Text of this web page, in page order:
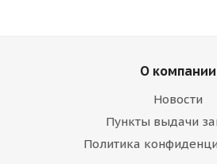
О компании
Новости
Пункты выдачи
Политика